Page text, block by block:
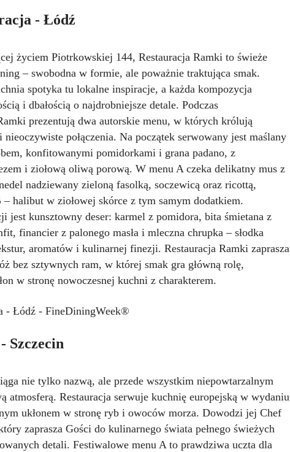
- Łódź
życiem Piotrkowskiej 144, Restauracja Ramki to świeże
– swobodna w formie, ale poważnie traktująca smak.
spotyka tu lokalne inspiracje, a każda kompozycja
i dbałością o najdrobniejsze detale. Podczas
prezentują dwa autorskie menu, w których królują
nieoczywiste połączenia. Na początek serwowany jest maślany
konfitowanymi pomidorkami i grana padano, z
i ziołową oliwą porową. W menu A czeka delikatny mus z
nadziewany zieloną fasolką, soczewicą oraz ricottą,
halibut w ziołowej skórce z tym samym dodatkiem.
jest kunsztowny deser: karmel z pomidora, bita śmietana z
financier z palonego masła i mleczna chrupka – słodka
aromatów i kulinarnej finezji. Restauracja Ramki zaprasza
bez sztywnych ram, w której smak gra główną rolę,
w stronę nowoczesnej kuchni z charakterem.
Szczecin
nie tylko nazwą, ale przede wszystkim niepowtarzalnym
atmosferą. Restauracja serwuje kuchnię europejską w wydaniu
ukłonem w stronę ryb i owoców morza. Dowodzi jej Chef
zaprasza Gości do kulinarnego świata pełnego świeżych
detali. Festiwalowe menu A to prawdziwa uczta dla